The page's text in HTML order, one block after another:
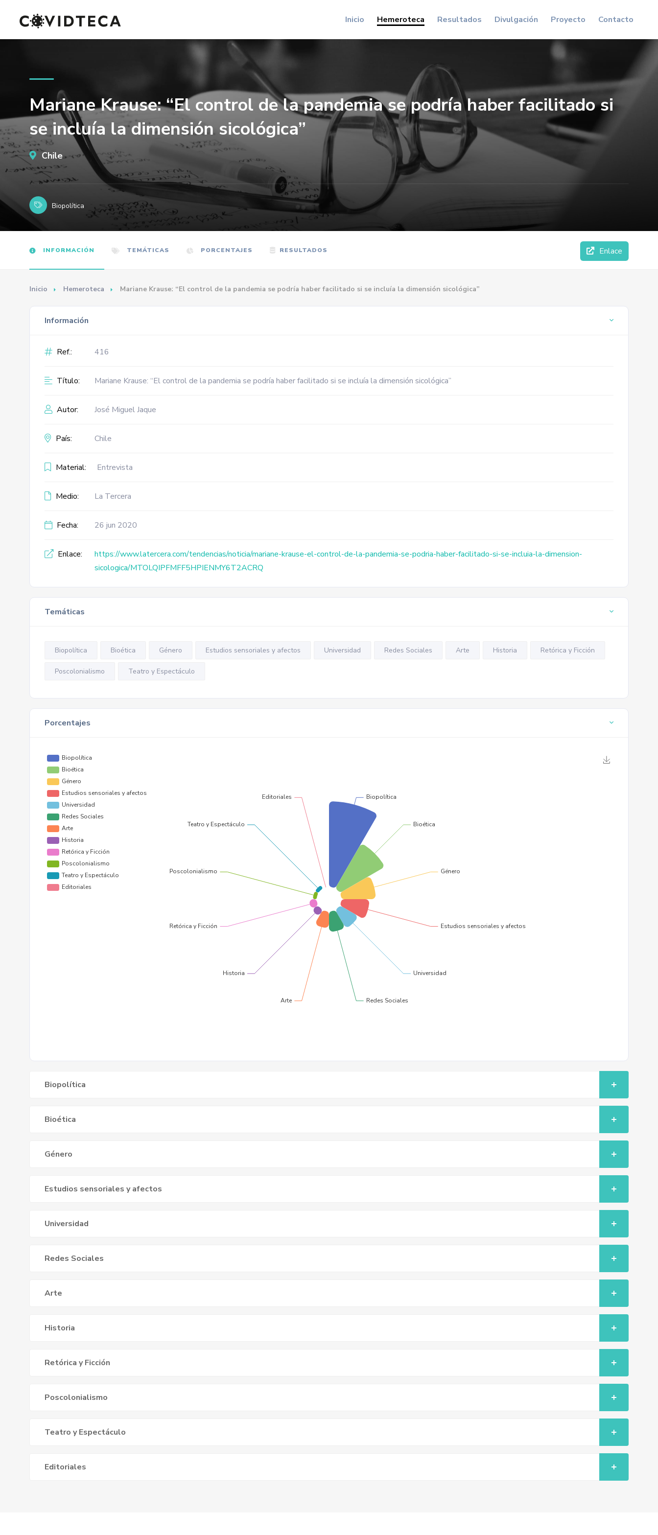
Inicio Hemeroteca Resultados Divulgación Proyecto Contacto
Mariane Krause: “El control de la pandemia se podría haber facilitado si
se incluía la dimensión sicológica”
Chile
Biopolítica
INFORMACIÓN TEMÁTICAS PORCENTAJES RESULTADOS Enlace
Inicio Hemeroteca Mariane Krause: “El control de la pandemia se podría haber facilitado si se incluía la dimensión sicológica”
Información
Ref.: 416
Título: Mariane Krause: “El control de la pandemia se podría haber facilitado si se incluía la dimensión sicológica”
Autor: José Miguel Jaque
País: Chile
Material: Entrevista
Medio: La Tercera
Fecha: 26 jun 2020
Enlace:
https://www.latercera.com/tendencias/noticia/mariane-krause-el-control-de-la-pandemia-se-podria-haber-facilitado-si-se-incluia-la-dimension-
sicologica/MTOLQIPFMFF5HPIENMY6T2ACRQ
Temáticas
Biopolítica Bioética Género Estudios sensoriales y afectos Universidad Redes Sociales Arte Historia Retórica y Ficción
Poscolonialismo Teatro y Espectáculo
Porcentajes
Biopolítica
Bioética
Género
Estudios sensoriales y afectos
Universidad
Redes Sociales
Arte
Historia
Retórica y Ficción
Poscolonialismo
Teatro y Espectáculo
Editoriales